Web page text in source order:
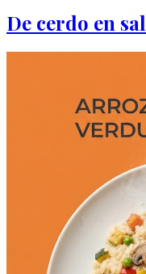
De cerdo en